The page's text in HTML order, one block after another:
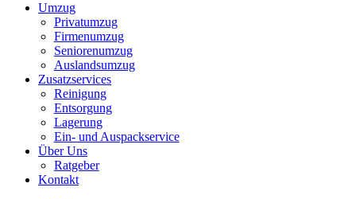
Umzug
Privatumzug
Firmenumzug
Seniorenumzug
Auslandsumzug
Zusatzservices
Reinigung
Entsorgung
Lagerung
Ein- und Auspackservice
Über Uns
Ratgeber
Kontakt